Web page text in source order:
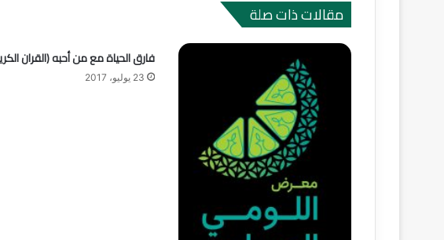
مقالات ذات صلة
فارق الحياة مع من أحبه (القران
23 يوليو، 2017